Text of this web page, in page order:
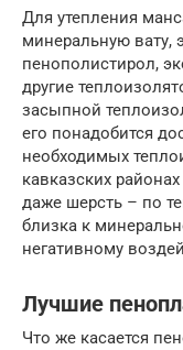
Для утепления
минеральную вату,
пенополистирол,
другие
засыпной
его понадобится
необходимых
кавказских
даже шерсть – по
близка к
негативному
Лучшие
Что же касается